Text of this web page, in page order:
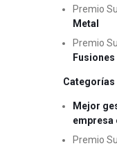
Premio
Metal
Premio
Fusiones
Categorías
Mejor
empresa
Premio